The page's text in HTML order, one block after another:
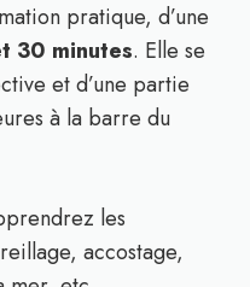
pratique, d’une
30 minutes. Elle se
et d’une partie
à la barre du
les
accostage,